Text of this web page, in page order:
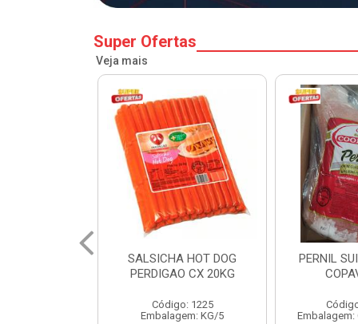
Super Ofertas
Veja mais
PERNIL SUINO C/OSSO
COPAVEL KG
Código: 12301
Embalagem: CX/± 19,56 KG